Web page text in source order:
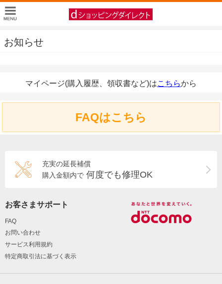
お知らせ
マイページ(購入履歴、領収書など)はこちらから
FAQはこちら
充実の延長補償
購入金額内で 何度でも修理OK
お客さまサポート
FAQ
お問い合わせ
サービス利用規約
特定商取引法に基づく表示